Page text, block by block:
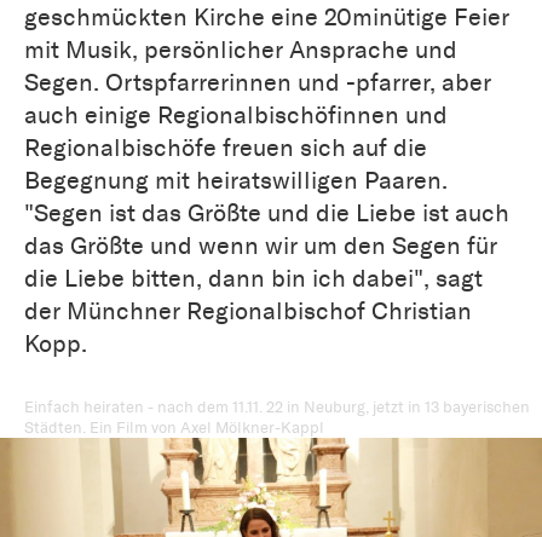
geschmückten Kirche eine 20minütige Feier
mit Musik, persönlicher Ansprache und
Segen. Ortspfarrerinnen und -pfarrer, aber
auch einige Regionalbischöfinnen und
Regionalbischöfe freuen sich auf die
Begegnung mit heiratswilligen Paaren.
"Segen ist das Größte und die Liebe ist auch
das Größte und wenn wir um den Segen für
die Liebe bitten, dann bin ich dabei", sagt
der Münchner Regionalbischof Christian
Kopp.
Einfach heiraten - nach dem 11.11. 22 in Neuburg, jetzt in 13 bayerischen
Städten. Ein Film von Axel Mölkner-Kappl